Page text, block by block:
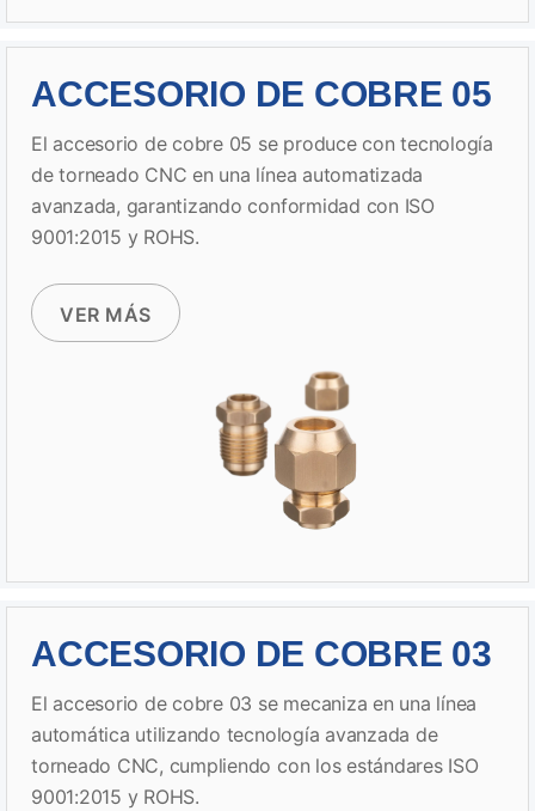
ACCESORIO DE COBRE 05
El accesorio de cobre 05 se produce con tecnología
de torneado CNC en una línea automatizada
avanzada, garantizando conformidad con ISO
9001:2015 y ROHS.
VER MÁS
ACCESORIO DE COBRE 03
El accesorio de cobre 03 se mecaniza en una línea
automática utilizando tecnología avanzada de
torneado CNC, cumpliendo con los estándares ISO
9001:2015 y ROHS.